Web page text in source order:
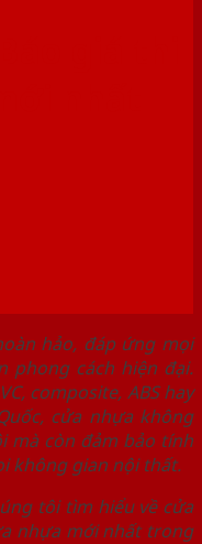
hảo, đáp ứng mọi
phong cách hiện đại.
composite, ABS hay
cửa nhựa không
mà còn đảm bảo tính
không gian nội thất.
tôi tìm hiểu về cửa
nhựa mới nhất trong